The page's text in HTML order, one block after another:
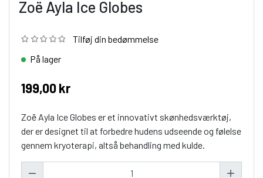
Zoë Ayla Ice Globes
Tilføj din bedømmelse
På lager
199,00 kr
Zoë Ayla Ice Globes er et innovativt skønhedsværktøj,
der er designet til at forbedre hudens udseende og følelse
gennem kryoterapi, altså behandling med kulde.